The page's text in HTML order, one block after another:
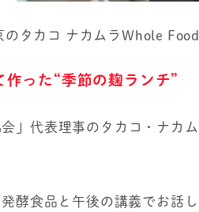
タカコ ナカムラWhole
った“季節の麹ランチ”
」代表理事のタカコ・ナカ
酵食品と午後の講義でお話